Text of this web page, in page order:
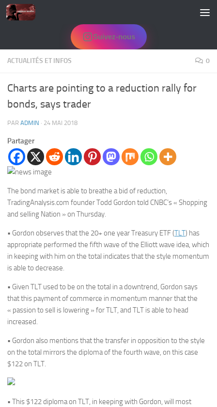
Skip to content
Suivez-nous
ACTUALITÉS ET INFOS 0
Charts are pointing to a reduction rally for
bonds, says trader
PAR ADMIN · 24 MAI 2018
Partager
The bond market is able to breathe a bid of reduction,
TradingAnalysis.com founder Todd Gordon told CNBC’s « Shopping
and selling Nation » on Thursday.
• Gordon observes that the 20+ one year Treasury ETF (TLT) has
appropriate performed the fifth wave of the Elliott wave idea, which
in keeping with him on the total indicates that the style momentum
is able to decrease.
• Given TLT used to be on the total in a downtrend, Gordon says
that this payment of commerce in momentum manner that the
« passion to sell is lowering » for TLT, and TLT is able to head
increased.
• Gordon also mentions that the transfer in opposition to the style
on the total mirrors the diploma of the fourth wave, on this case
$122 on TLT.
• This $122 diploma on TLT, in keeping with Gordon, will most